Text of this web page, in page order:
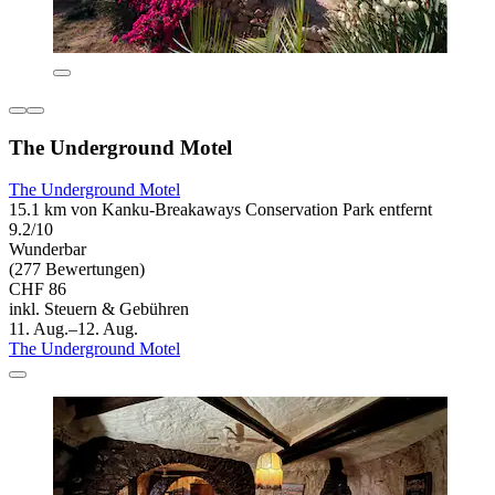
The Underground Motel
The Underground Motel
15.1 km von Kanku-Breakaways Conservation Park entfernt
9.2/10
Wunderbar
(277 Bewertungen)
CHF 86
inkl. Steuern & Gebühren
11. Aug.–12. Aug.
The Underground Motel